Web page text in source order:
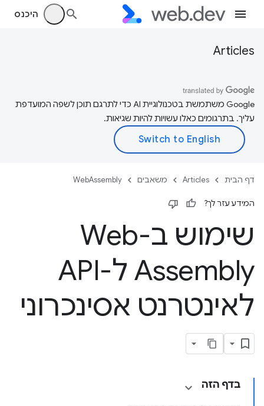
היכנס
Articles
‫Google משתמשת בטכנולוגיית AI כדי לתרגם תוכן לשפה המועדפת
עליך. בתרגומים כאלו עשויות להיות שגיאות.
דף הבית Articles משאבים WebAssembly
המידע עזר לך?
שימוש ב-Web
Assembly ל-API
לאינטרנט אסינכרוני
בדף הזה